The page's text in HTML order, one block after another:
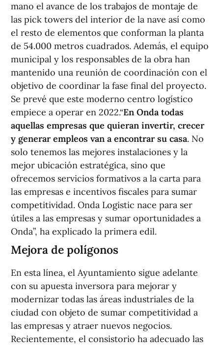
mano el avance de los trabajos de montaje de
las pick towers del interior de la nave así como
el resto de elementos que conforman la planta
de 54.000 metros cuadrados. Además, el equipo
municipal y los responsables de la obra han
mantenido una reunión de coordinación con el
objetivo de coordinar la fase final del proyecto.
Se prevé que este moderno centro logístico
empiece a operar en 2022.“En Onda todas
aquellas empresas que quieran invertir, crecer
y generar empleos van a encontrar su casa. No
solo tenemos las mejores instalaciones y la
mejor ubicación estratégica, sino que
ofrecemos servicios formativos a la carta para
las empresas e incentivos fiscales para sumar
competitividad. Onda Logistic nace para ser
útiles a las empresas y sumar oportunidades a
Onda”, ha explicado la primera edil.
Mejora de polígonos
En esta línea, el Ayuntamiento sigue adelante
con su apuesta inversora para mejorar y
modernizar todas las áreas industriales de la
ciudad con objeto de sumar competitividad a
las empresas y atraer nuevos negocios.
Recientemente, el consistorio ha adecuado las